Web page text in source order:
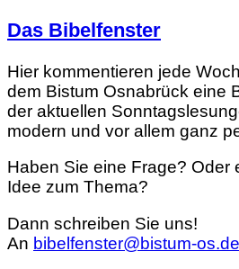
Das Bibelfenster
Hier kommentieren jede
dem Bistum Osnabrück eine
der aktuellen
modern und vor allem ganz
Haben Sie eine Frage? Oder
Idee zum Thema?
Dann schreiben Sie uns!
An bibelfenster@bistum-os.de